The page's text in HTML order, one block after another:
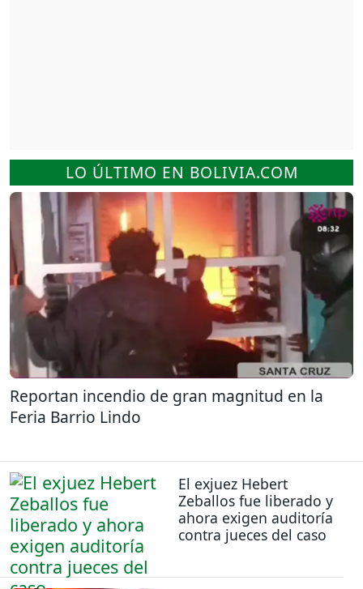
LO ÚLTIMO EN BOLIVIA.COM
Reportan incendio de gran magnitud en la
Feria Barrio Lindo
El exjuez Hebert
Zeballos fue liberado y
ahora exigen auditoría
contra jueces del caso